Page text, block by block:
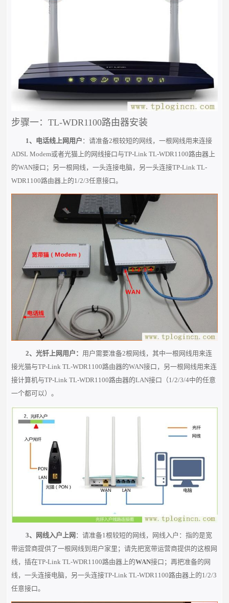
步骤一：TL-WDR1100路由器安装
1、电话线上网用户 ：请准备2根较短的网线，一根网线用来连接
ADSL Modem或者光猫上的网线接口与TP-Link TL-WDR1100路由器上
的WAN接口；另一根网线，一头连接电脑，另一头连接TP-Link TL-
WDR1100路由器上的1/2/3任意接口。
2、光钎上网用户： 用户需要准备2根 网线，其中一根网线用来连
接光猫与TP-Link TL-WDR1100路由器的WAN接口，另一根网线用来连
接计算机与TP-Link TL-WDR1100路由器的LAN接口（1/2/3/4中的任意
一个都可以）。
3、网线入户上网 ：请准备1根较短的网线，网线入户：指的是宽
带运营商提供了一根网线到用户家里；请先把宽带运营商提供的这根网
线，插在TP-Link TL-WDR1100路由器上的WAN接口；再把准备的网
线，一头连接电脑，另一头连接TP-Link TL-WDR1100路由器上的1/2/3
任意接口。